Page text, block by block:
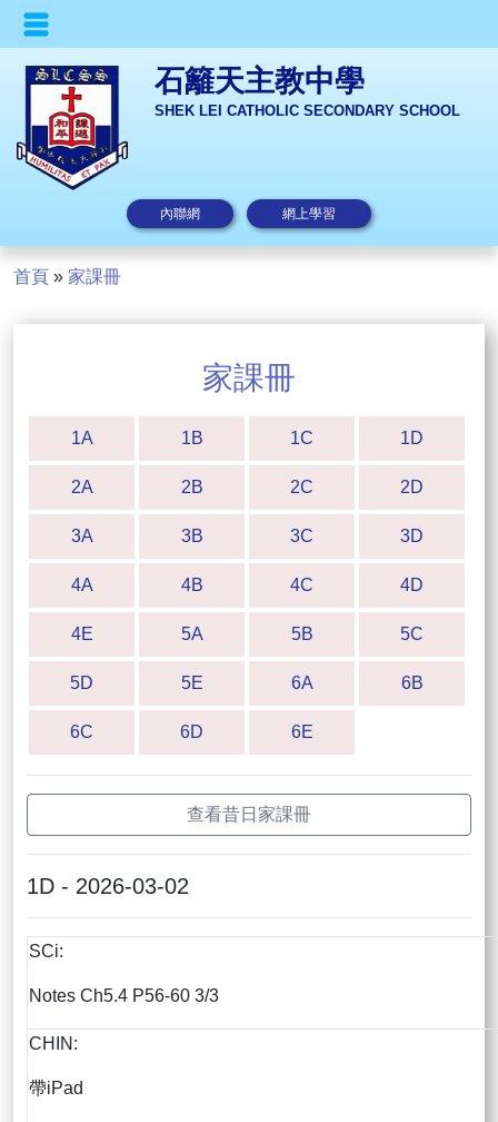
石籬天主教中學
SHEK LEI CATHOLIC SECONDARY SCHOOL
內聯網 網上學習
首頁 » 家課冊
家課冊
1A 1B 1C 1D
2A 2B 2C 2D
3A 3B 3C 3D
4A 4B 4C 4D
4E 5A 5B 5C
5D 5E 6A 6B
6C 6D 6E
查看昔日家課冊
1D - 2026-03-02
SCi:
Notes Ch5.4 P56-60 3/3
CHIN:
帶iPad